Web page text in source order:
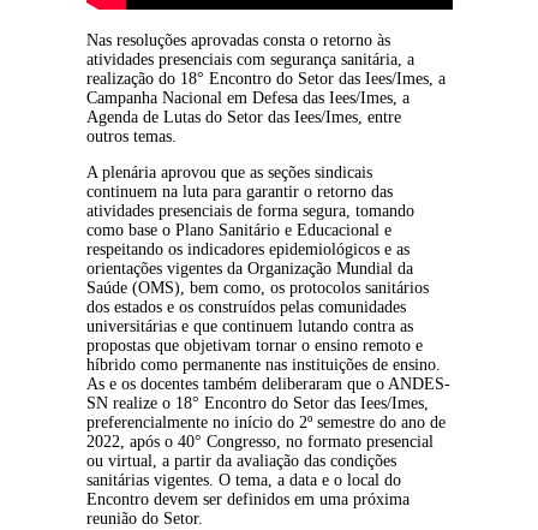
Nas resoluções aprovadas consta o retorno às
atividades presenciais com segurança sanitária, a
realização do 18° Encontro do Setor das Iees/Imes, a
Campanha Nacional em Defesa das Iees/Imes, a
Agenda de Lutas do Setor das Iees/Imes, entre
outros temas.
A plenária aprovou que as seções sindicais
continuem na luta para garantir o retorno das
atividades presenciais de forma segura, tomando
como base o Plano Sanitário e Educacional e
respeitando os indicadores epidemiológicos e as
orientações vigentes da Organização Mundial da
Saúde (OMS), bem como, os protocolos sanitários
dos estados e os construídos pelas comunidades
universitárias e que continuem lutando contra as
propostas que objetivam tornar o ensino remoto e
híbrido como permanente nas instituições de ensino.
As e os docentes também deliberaram que o ANDES-
SN realize o 18° Encontro do Setor das Iees/Imes,
preferencialmente no início do 2º semestre do ano de
2022, após o 40° Congresso, no formato presencial
ou virtual, a partir da avaliação das condições
sanitárias vigentes. O tema, a data e o local do
Encontro devem ser definidos em uma próxima
reunião do Setor.